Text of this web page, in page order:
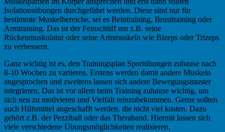
Isolationsübungen durchgeführt werden. Diese sind nur für
bestimmte Muskelbereiche, sei es Beintraining, Brusttraining oder
Armtraining. Das ist der Feinschliff um z.B. seine
Rückenmuskulatur oder seine Armmuskeln wie Bizeps oder Trizeps
zu verbessern.
Ganz wichtig ist es, den Trainingsplan Sportübungen zuhause nach
8-10 Wochen zu variieren. Erstens werden damit andere Muskeln
angesprochen und zweitens lassen sich andere Bewegungsmuster
integrieren. Das ist vor allem beim Training zuhause wichtig, um
sich neu zu motivieren und Vielfalt reinzubekommen. Gerne sollten
auch Hilfsmittel angeschafft werden, die nicht viel kosten. Dazu
gehört z.B. der Pezziball oder das Theraband. Hiermit lassen sich
viele verschiedene Übungsmöglichkeiten realisieren.